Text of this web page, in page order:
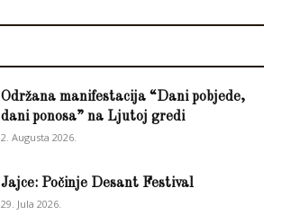
Održana manifestacija “Dani pobjede,
dani ponosa” na Ljutoj gredi
2. Augusta 2026.
Jajce: Počinje Desant Festival
29. Jula 2026.